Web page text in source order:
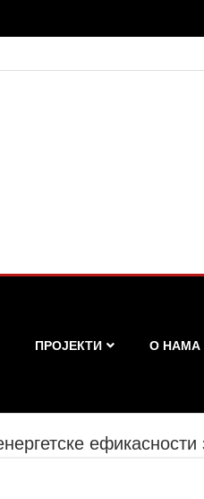
ПРОЈЕКТИ О НАМА
ефикасности